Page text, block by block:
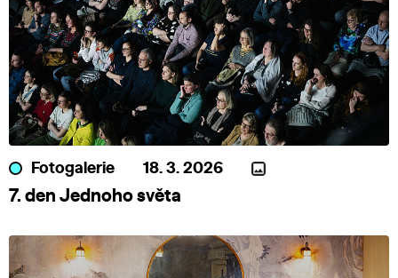
Fotogalerie 18. 3. 2026
7. den Jednoho světa